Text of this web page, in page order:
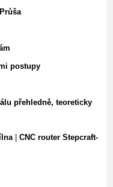
postupy
přehledně, teoreticky
| CNC router Stepcraft-